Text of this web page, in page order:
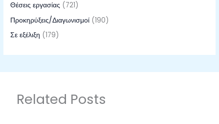
Θέσεις εργασίας (721)
Προκηρύξεις/Διαγωνισμοί (190)
Σε εξέλιξη (179)
Related Posts